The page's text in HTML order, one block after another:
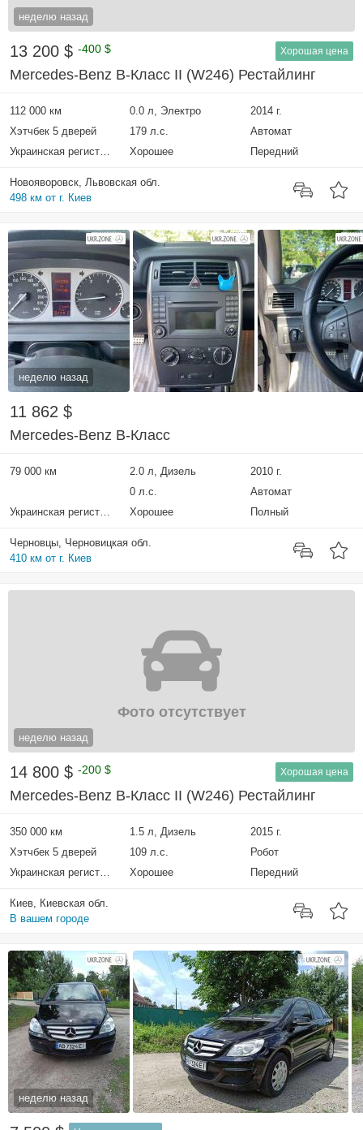
неделю назад
13 200 $ -400 $ Хорошая цена
Mercedes-Benz B-Класс II (W246) Рестайлинг
112 000 км 0.0 л, Электро
2014 г.
Хэтчбек 5 дверей
179 л.с.
Автомат
Украинская регистрация
Хорошее Передний
Новояворовск, Львовская обл.
498 км от г. Киев
неделю назад
11 862 $
Mercedes-Benz B-Класс
79 000 км 2.0 л, Дизель
2010 г.
0 л.с.
Автомат
Украинская регистрация
Хорошее Полный
Черновцы, Черновицкая обл.
410 км от г. Киев
неделю назад
Фото отсутствует
14 800 $ -200 $ Хорошая цена
Mercedes-Benz B-Класс II (W246) Рестайлинг
350 000 км 1.5 л, Дизель
2015 г.
Хэтчбек 5 дверей
109 л.с.
Робот
Украинская регистрация
Хорошее Передний
Киев, Киевская обл.
В вашем городе
неделю назад